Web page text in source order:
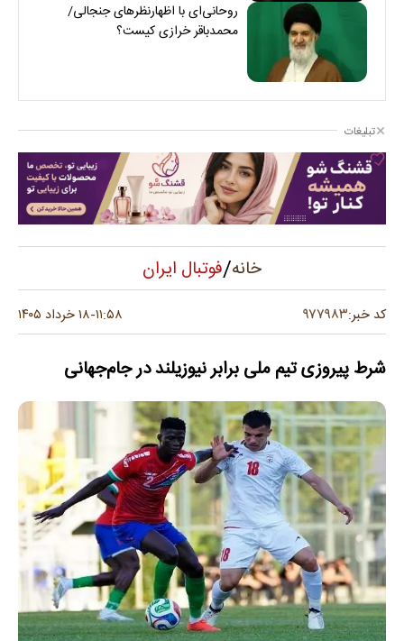
روحانی‌ای با اظهارنظرهای جنجالی/
محمدباقر خرازی کیست؟
تبلیغات
خانه/فوتبال ایران
کد خبر:۹۷۷۹۸۳ ۱۱:۵۸-۱۸ خرداد ۱۴۰۵
شرط پیروزی تیم ملی برابر نیوزیلند در جام‌جهانی